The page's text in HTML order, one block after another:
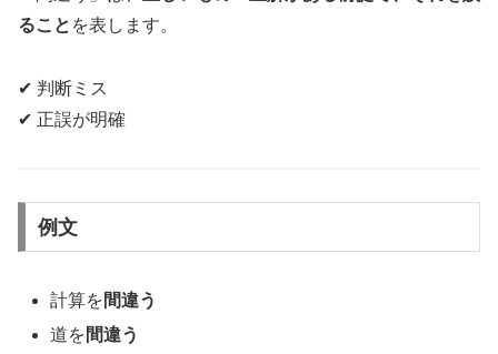
ること を表します。
✔ 判断ミス
✔ 正誤が明確
例文
計算を間違う
道を間違う